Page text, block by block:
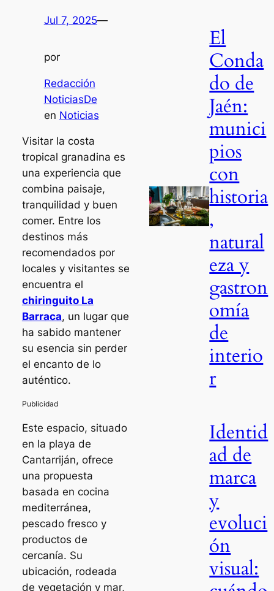
Jul 7, 2025—
por
Redacción
NoticiasDe
en Noticias
Visitar la costa
tropical granadina es
una experiencia que
combina paisaje,
tranquilidad y buen
comer. Entre los
destinos más
recomendados por
locales y visitantes se
encuentra el
chiringuito La
Barraca, un lugar que
ha sabido mantener
su esencia sin perder
el encanto de lo
auténtico.
Este espacio, situado
en la playa de
Cantarriján, ofrece
una propuesta
basada en cocina
mediterránea,
pescado fresco y
productos de
cercanía. Su
ubicación, rodeada
de vegetación y mar,
El
Conda
do de
Jaén:
munici
pios
con
historia
,
natural
eza y
gastron
omía
de
interio
r
Identid
ad de
marca
y
evoluci
ón
visual: